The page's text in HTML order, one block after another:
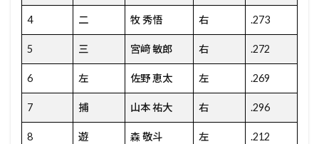
4 二 牧 秀悟 右 .273
5 三 宮﨑 敏郎 右 .272
6 左 佐野 恵太 左 .269
7 捕 山本 祐大 右 .296
8 遊 森 敬斗 左 .212